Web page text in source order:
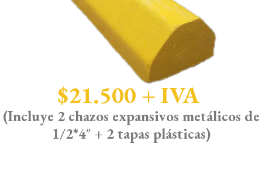
$21.500 + IVA
(Incluye 2 chazos expansivos metálicos de
1/2*4″ + 2 tapas plásticas)